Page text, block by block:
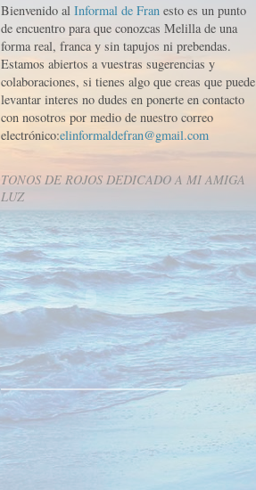
Bienvenido al Informal de Fran esto es un punto
de encuentro para que conozcas Melilla de una
forma real, franca y sin tapujos ni prebendas.
Estamos abiertos a vuestras sugerencias y
colaboraciones, si tienes algo que creas que puede
levantar interes no dudes en ponerte en contacto
con nosotros por medio de nuestro correo
electrónico:elinformaldefran@gmail.com
TONOS DE ROJOS DEDICADO A MI AMIGA
LUZ